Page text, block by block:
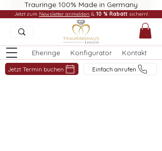
Trauringe 100% Made in Germany
Eheringe Konfigurator Kontakt
Jetzt Termin buchen Einfach anrufen
Jetzt zum Newsletter anmelden & 10 % Rabatt sichern!